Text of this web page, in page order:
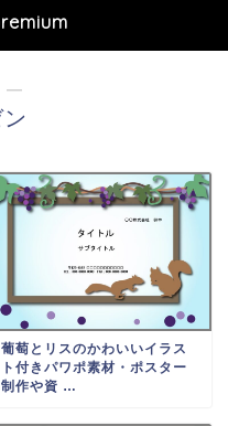
―
葡萄とリスのかわいいイラス
ト付きパワポ素材・ポスター
制作や資 …